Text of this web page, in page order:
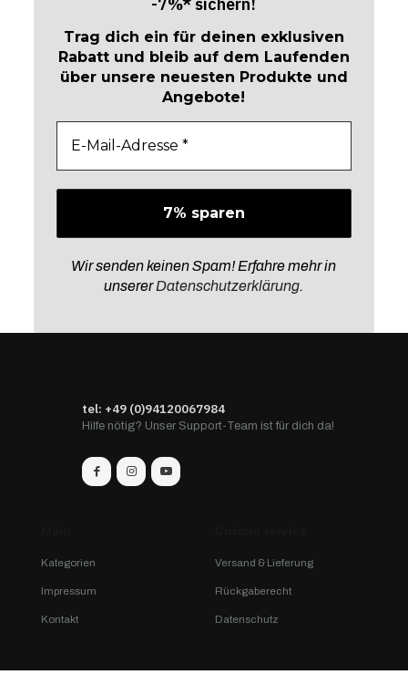
-7%* sichern!
Trag dich ein für deinen exklusiven
Rabatt und bleib auf dem Laufenden
über unsere neuesten Produkte und
Angebote!
Wir senden keinen Spam! Erfahre mehr in
unsererDatenschutzerklärung.
tel: +49 (0)94120067984
Hilfe nötig? Unser Support-Team ist für dich da!
Kategorien
Impressum
Kontakt
Versand & Lieferung
Rückgaberecht
Datenschutz